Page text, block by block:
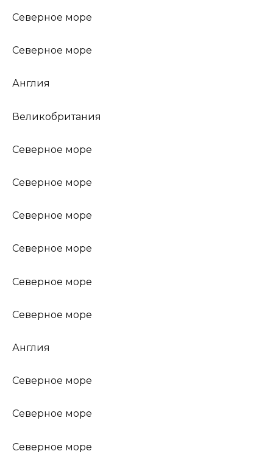
Северное море
Северное море
Англия
Великобритания
Северное море
Северное море
Северное море
Северное море
Северное море
Северное море
Англия
Северное море
Северное море
Северное море